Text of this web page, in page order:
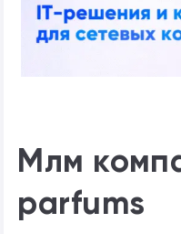
Млм
parfums